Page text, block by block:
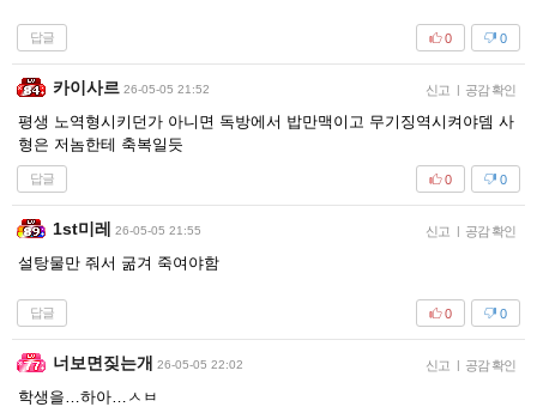
답글 0
0
카이사르 26-05-05 21:52 신고 | 공감 확인
평생 노역형시키던가 아니면 독방에서 밥만맥이고 무기징역시켜야뎀 사
형은 저놈한테 축복일듯
답글 0
0
1st미레 26-05-05 21:55 신고 | 공감 확인
설탕물만 줘서 굶겨 죽여야함
답글 0
0
너보면짖는개 26-05-05 22:02 신고 | 공감 확인
학생을…하아…ㅅㅂ